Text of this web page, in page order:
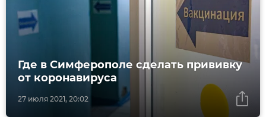
27 июля 2021, 20:02
Где в Симферополе сделать прививку
от коронавируса